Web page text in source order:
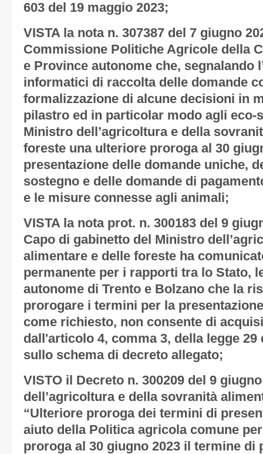
603 del 19 maggio 2023;
VISTA la nota n. 307387 del 7 giugno
Commissione Politiche Agricole della
e Province autonome che, segnalando
informatici di raccolta delle domande
formalizzazione di alcune decisioni in
pilastro ed in particolar modo agli eco-
Ministro dell’agricoltura e della
foreste una ulteriore proroga al 30
presentazione delle domande uniche,
sostegno e delle domande di
e le misure connesse agli animali;
VISTA la nota prot. n. 300183 del 9
Capo di gabinetto del Ministro
alimentare e delle foreste ha
permanente per i rapporti tra lo Stato,
autonome di Trento e Bolzano che la
prorogare i termini per la
come richiesto, non consente di
dall'articolo 4, comma 3, della legge 29
sullo schema di decreto allegato;
VISTO il Decreto n. 300209 del 9
dell’agricoltura e della sovranità
“Ulteriore proroga dei termini di
aiuto della Politica agricola comune per
proroga al 30 giugno 2023 il termine di